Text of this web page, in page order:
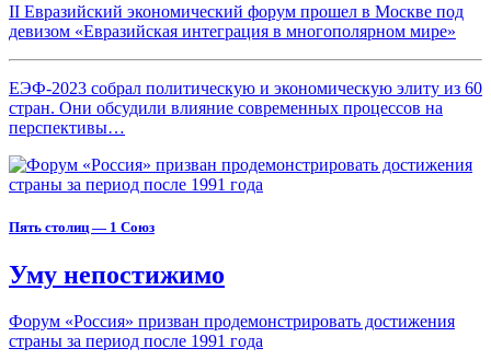
II Евразийский экономический форум прошел в Москве под
девизом «Евразийская интеграция в многополярном мире»
ЕЭФ-2023 собрал политическую и экономическую элиту из 60
стран. Они обсудили влияние современных процессов на
перспективы…
Пять столиц — 1 Союз
Уму непостижимо
Форум «Россия» призван продемонстрировать достижения
страны за период после 1991 года